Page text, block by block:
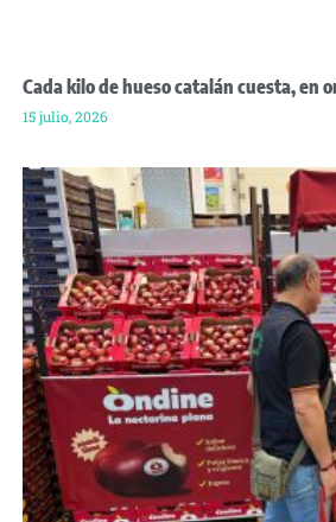
Cada kilo de hueso catalán cuesta, en
15 julio, 2026